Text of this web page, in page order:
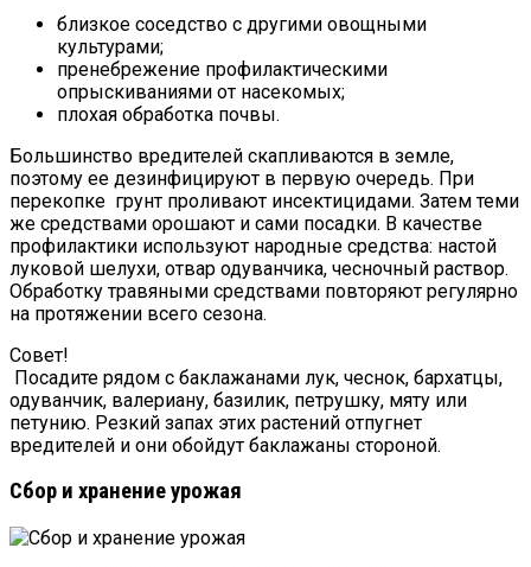
близкое соседство с другими овощными
культурами;
пренебрежение профилактическими
опрыскиваниями от насекомых;
плохая обработка почвы.
Большинство вредителей скапливаются в земле,
поэтому ее дезинфицируют в первую очередь. При
перекопке грунт проливают инсектицидами. Затем теми
же средствами орошают и сами посадки. В качестве
профилактики используют народные средства: настой
луковой шелухи, отвар одуванчика, чесночный раствор.
Обработку травяными средствами повторяют регулярно
на протяжении всего сезона.
Совет!
Посадите рядом с баклажанами лук, чеснок, бархатцы,
одуванчик, валериану, базилик, петрушку, мяту или
петунию. Резкий запах этих растений отпугнет
вредителей и они обойдут баклажаны стороной.
Сбор и хранение урожая